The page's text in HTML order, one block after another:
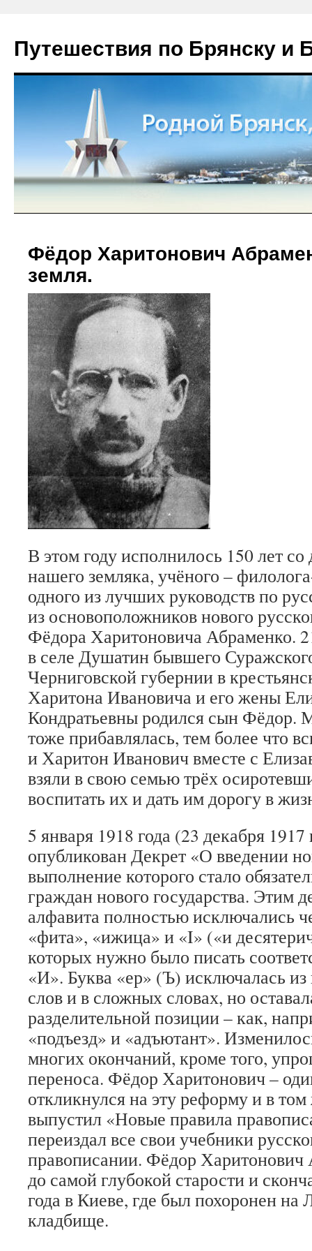
Путешествия по Брянску и
Фёдор Харитонович
земля.
В этом году исполнилось 150 лет
нашего земляка, учёного –
одного из лучших руководств по
из основоположников нового
Фёдора Харитоновича Абраменко.
в селе Душатин бывшего
Черниговской губернии в
Харитона Ивановича и его жены
Кондратьевны родился сын Фёдор.
тоже прибавлялась, тем более что
и Харитон Иванович вместе с
взяли в свою семью трёх
воспитать их и дать им дорогу в
5 января 1918 года (23 декабря
опубликован Декрет «О введении
выполнение которого стало
граждан нового государства. Этим
алфавита полностью исключались
«фита», «ижица» и «I» («и
которых нужно было писать
«И». Буква «ер» (Ъ) исключалась из
слов и в сложных словах, но
разделительной позиции – как,
«подъезд» и «адъютант».
многих окончаний, кроме того,
переноса. Фёдор Харитонович –
откликнулся на эту реформу и в
выпустил «Новые правила
переиздал все свои учебники
правописании. Фёдор Харитонович
до самой глубокой старости и
года в Киеве, где был похоронен на
кладбище.